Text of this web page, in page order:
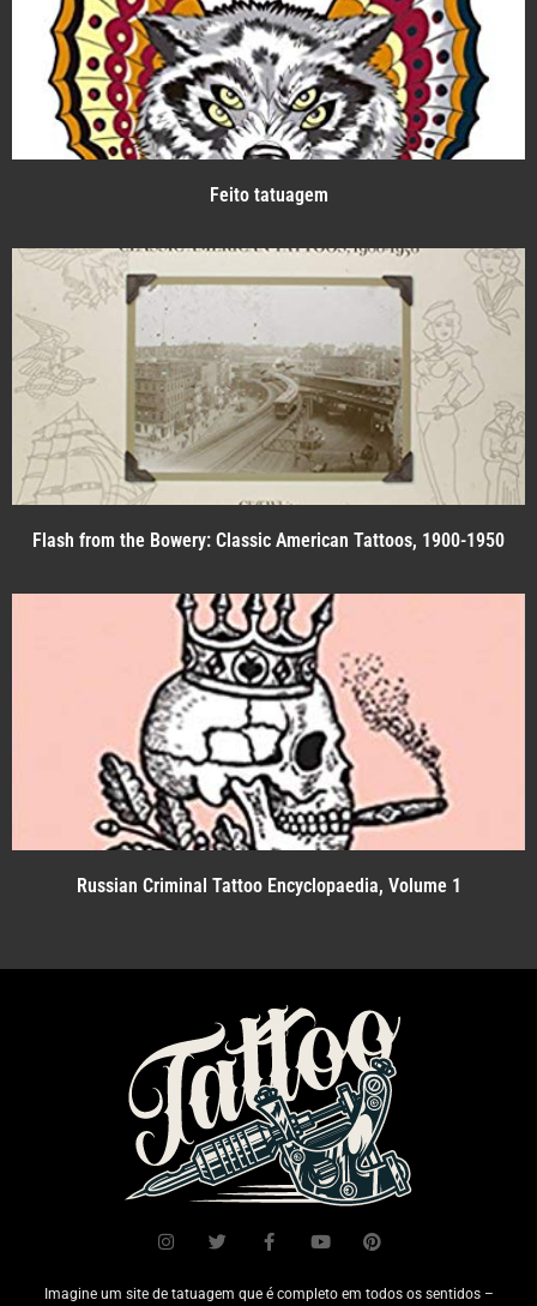
Feito tatuagem
Flash from the Bowery: Classic American Tattoos, 1900-1950
Russian Criminal Tattoo Encyclopaedia, Volume 1
Imagine um site de tatuagem que é completo em todos os sentidos –